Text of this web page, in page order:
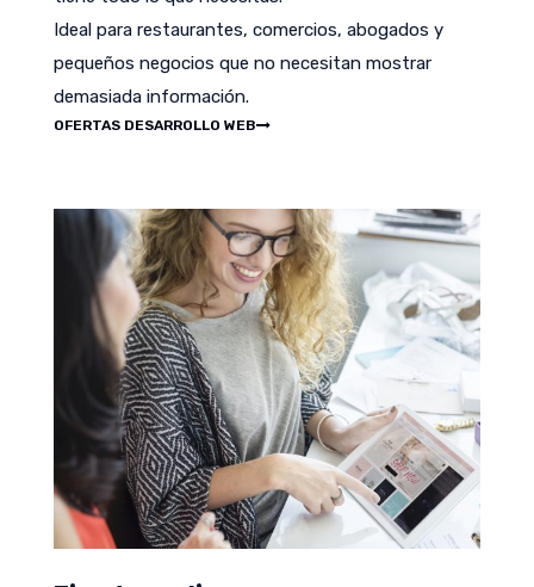
Ideal para restaurantes, comercios, abogados y
pequeños negocios que no necesitan mostrar
demasiada información.
OFERTAS DESARROLLO WEB